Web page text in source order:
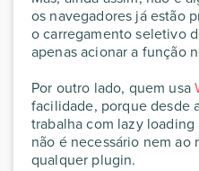
os navegadores já estão
o carregamento seletivo
apenas acionar a função
Por outro lado, quem usa
facilidade, porque desde
trabalha com lazy
não é necessário nem ao
qualquer plugin.